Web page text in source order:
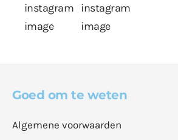
Goed om te weten
Algemene voorwaarden